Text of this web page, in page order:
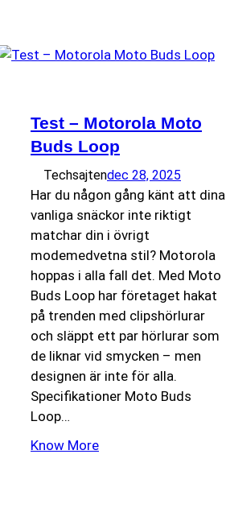
Test – Motorola Moto
Buds Loop
Techsajtendec 28, 2025
Har du någon gång känt att dina
vanliga snäckor inte riktigt
matchar din i övrigt
modemedvetna stil? Motorola
hoppas i alla fall det. Med Moto
Buds Loop har företaget hakat
på trenden med clipshörlurar
och släppt ett par hörlurar som
de liknar vid smycken – men
designen är inte för alla.
Specifikationer Moto Buds
Loop…
Know More